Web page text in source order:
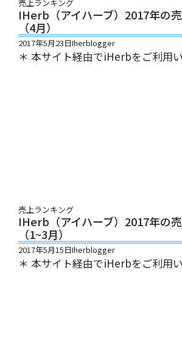
売上ランキング
IHerb（アイハーブ）2017年の
（4月）
2017年5月23日Iherblogger
＊ 本サイト経由でiHerbをご利用
売上ランキング
IHerb（アイハーブ）2017年の
（1~3月）
2017年5月15日Iherblogger
＊ 本サイト経由でiHerbをご利用